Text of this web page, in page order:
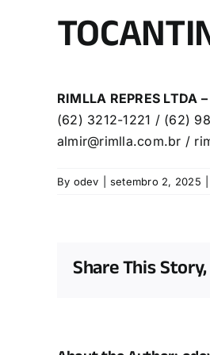
RIMLLA REPRES LTDA
(62) 3212-1221 / (62)
almir@rimlla.com.br /
By odev setembro 2, 2025
Share This